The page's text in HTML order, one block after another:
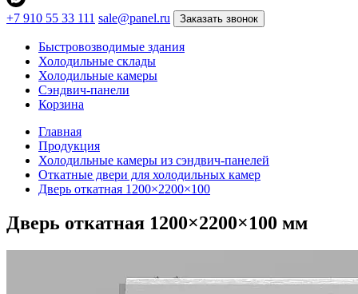
+7 910 55 33 111 sale@panel.ru Заказать звонок
Быстровозводимые здания
Холодильные склады
Холодильные камеры
Сэндвич-панели
Корзина
Главная
Продукция
Холодильные камеры из сэндвич-панелей
Откатные двери для холодильных камер
Дверь откатная 1200×2200×100
Дверь откатная 1200×2200×100 мм